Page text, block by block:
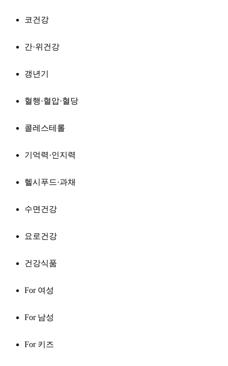
코건강
간·위건강
갱년기
혈행·혈압·혈당
콜레스테롤
기억력·인지력
헬시푸드·과채
수면건강
요로건강
건강식품
For 여성
For 남성
For 키즈